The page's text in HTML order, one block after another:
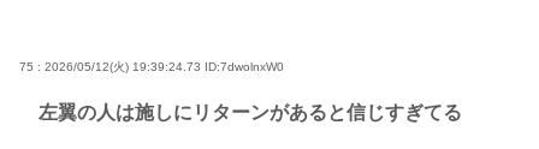
75 : 2026/05/12(火) 19:39:24.73 ID:7dwolnxW0
左翼の人は施しにリターンがあると信じすぎてる